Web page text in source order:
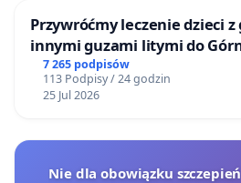
Przywróćmy leczenie dzieci
innymi guzami litymi do
Centrum Zdrowia Dziecka w
7 265 podpisów
113 Podpisy / 24 godzin
25 Jul 2026
Nie dla obowiązku